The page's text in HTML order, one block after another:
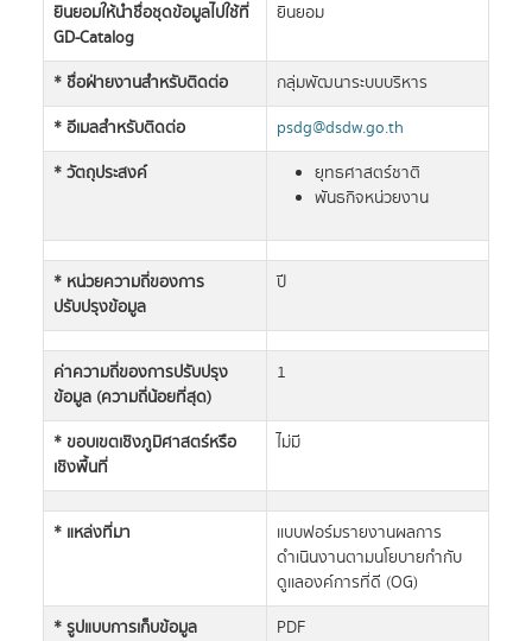
ยินยอมให้นำชื่อชุดข้อมูลไปใช้ที่
GD-Catalog
ยินยอม
* ชื่อฝ่ายงานสำหรับติดต่อ
กลุ่มพัฒนาระบบบริหาร
* อีเมลสำหรับติดต่อ
psdg@dsdw.go.th
* วัตถุประสงค์
ยุทธศาสตร์ชาติ
พันธกิจหน่วยงาน
* หน่วยความถี่ของการ
ปรับปรุงข้อมูล
ปี
ค่าความถี่ของการปรับปรุง
ข้อมูล (ความถี่น้อยที่สุด)
1
* ขอบเขตเชิงภูมิศาสตร์หรือ
เชิงพื้นที่
ไม่มี
* แหล่งที่มา
เเบบฟอร์มรายงานผลการ
ดำเนินงานตามนโยบายกำกับ
ดูเเลองค์การที่ดี (OG)
* รูปแบบการเก็บข้อมูล
PDF